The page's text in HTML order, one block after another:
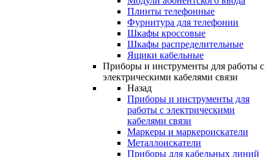
Плинты телефонные
Фурнитура для телефонии
Шкафы кроссовые
Шкафы распределительные
Ящики кабельные
Приборы и инструменты для работы с
электрическими кабелями связи
Назад
Приборы и инструменты для
работы с электрическими
кабелями связи
Маркеры и маркероискатели
Металлоискатели
Приборы для кабельных линий